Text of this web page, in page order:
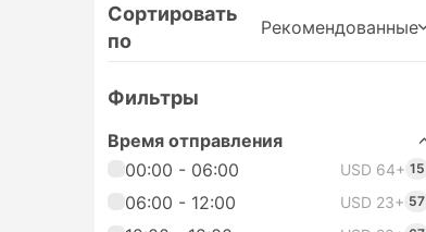
Сортировать
по
Рекомендованные
Фильтры
Время отправления
00:00 - 06:00
USD 64+ 15
06:00 - 12:00 USD 23+ 57